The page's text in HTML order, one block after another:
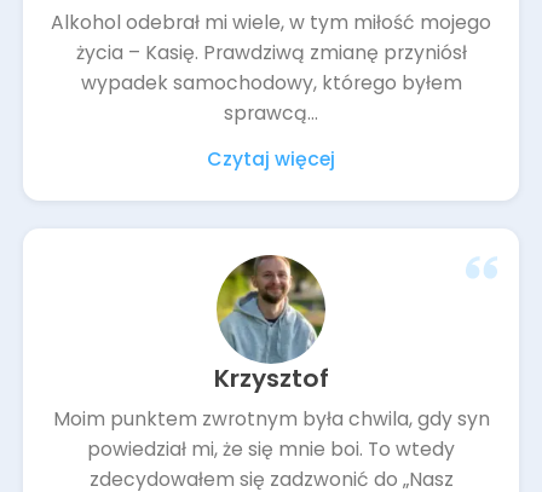
Alkohol odebrał mi wiele, w tym miłość mojego
życia – Kasię. Prawdziwą zmianę przyniósł
wypadek samochodowy, którego byłem
sprawcą...
Czytaj więcej
Krzysztof
Moim punktem zwrotnym była chwila, gdy syn
powiedział mi, że się mnie boi. To wtedy
zdecydowałem się zadzwonić do „Nasz